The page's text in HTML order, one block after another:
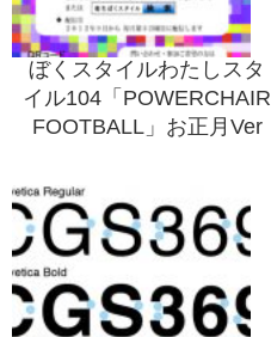
ぼくスタイルわたしスタ
イル104「POWERCHAIR
FOOTBALL」お正月Ver